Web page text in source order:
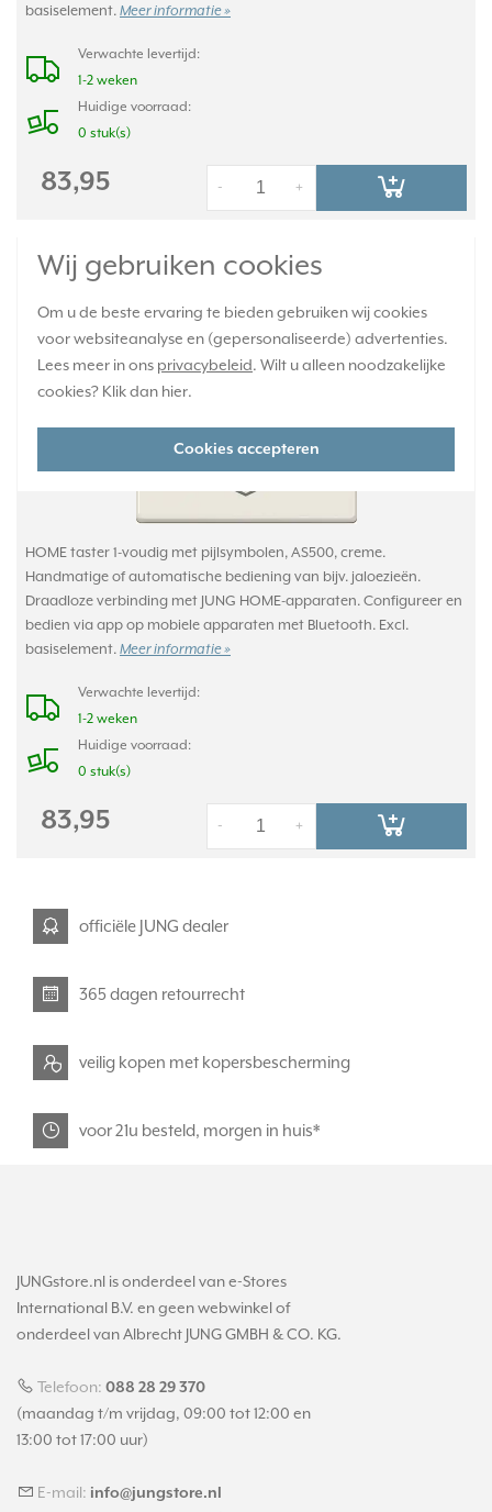
Wij gebruiken cookies
Om u de beste ervaring te bieden gebruiken wij cookies
voor websiteanalyse en (gepersonaliseerde) advertenties.
Lees meer in ons privacybeleid. Wilt u alleen noodzakelijke
cookies? Klik dan hier.
Cookies accepteren
basiselement. Meer informatie »
Verwachte levertijd:
1-2 weken
Huidige voorraad:
0 stuk(s)
83,95 +
-
JUNG HOME bedieningsknop 1-voudig met
pijlsymbolen AS500 creme (BT AS 17101 P)
HOME taster 1-voudig met pijlsymbolen, AS500, creme.
Handmatige of automatische bediening van bijv. jaloezieën.
Draadloze verbinding met JUNG HOME-apparaten. Configureer en
bedien via app op mobiele apparaten met Bluetooth. Excl.
basiselement. Meer informatie »
Verwachte levertijd:
1-2 weken
Huidige voorraad:
0 stuk(s)
83,95 +
-
officiële JUNG dealer
365 dagen retourrecht
veilig kopen met kopersbescherming
voor 21u besteld, morgen in huis*
JUNGstore.nl is onderdeel van e-Stores
International B.V. en geen webwinkel of
onderdeel van Albrecht JUNG GMBH & CO. KG.
Telefoon: 088 28 29 370
(maandag t/m vrijdag, 09:00 tot 12:00 en
13:00 tot 17:00 uur)
E-mail: info@jungstore.nl